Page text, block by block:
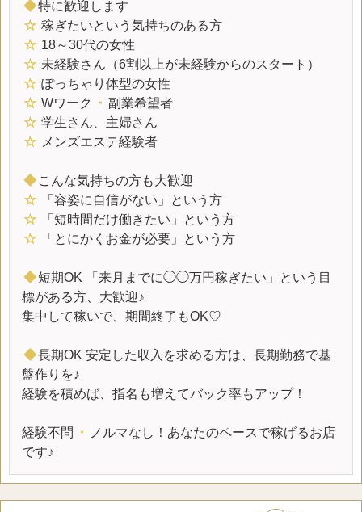
◆特に歓迎します
☆ 稼ぎたいという気持ちのある方
☆ 18～30代の女性
☆ 未経験さん（6割以上が未経験からのスタート）
☆ ぽっちゃり体型の女性
☆ Wワーク ・ 副業希望者
☆ 学生さん、主婦さん
☆ メンズエステ経験者
◆ こんな気持ちの方も大歓迎
☆
「容姿に自信がない」という方
☆
「短時間だけ働きたい」という方
☆
「とにかくお金が必要」という方
◆短期OK 「来月までに◯◯万円稼ぎたい」という目
標がある方、大歓迎♪
集中して稼いで、期間終了もOK♡
◆長期OK 安定した収入を求める方は、長期勤務で基
盤作りを♪
経験を積めば、指名も増えてバック率もアップ！
経験不問 ・
ノルマなし！あなたのペースで稼げるお店
です♪